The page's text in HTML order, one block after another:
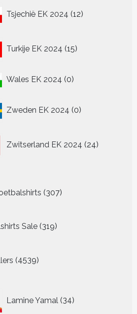
Tsjechië EK 2024 12
producten
Turkije EK 2024 15
producten
Wales EK 2024 00
Zweden EK 2024 0
producten
Zwitserland EK 2024 24
producten
307
producten
Sale 319
319
4539
producten
Lamine Yamal 34
producten